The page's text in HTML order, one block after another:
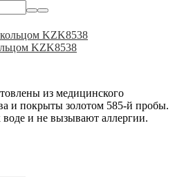
KZK8538
из медицинского
и покрыты золотом 585-й пробы.
и не вызывают аллергии.